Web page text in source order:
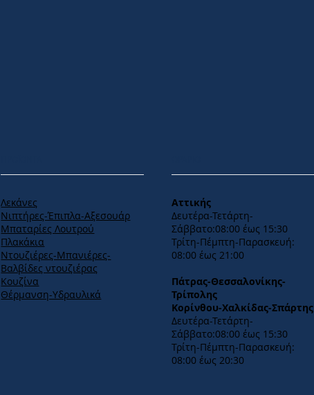
Αττικής
Δευτέρα-Τετάρτη-​
Σάββατο:08:00 έως 15:30
​Τρίτη-Πέμπτη-Παρασκευή:
08:00 έως 21:00
Πάτρας-Θεσσαλονίκης-
Τρίπολης
Κορίνθου-Χαλκίδας-Σπάρτης
Δευτέρα-Τετάρτη-​
Σάββατο:08:00 έως 15:30​
Τρίτη-Πέμπτη-Παρασκευή:
08:00 έως 20:30
Λεκάνες
Νιπτήρες-Έπιπλα-Αξεσουάρ
Μπαταρίες Λουτρού
Πλακάκια
Ντουζιέρες-Μπανιέρες-
Βαλβίδες ντουζιέρας
Κουζίνα
Θέρμανση-Υδραυλικά